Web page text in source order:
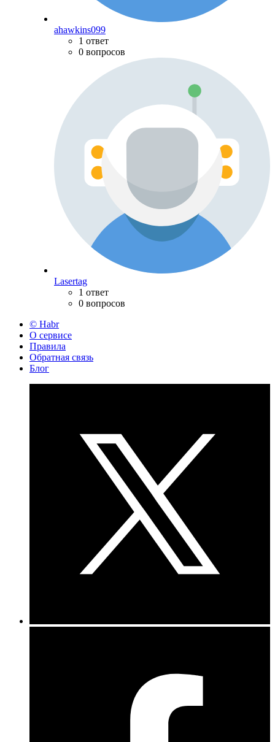
ahawkins099
1 ответ
0 вопросов
Lasertag
1 ответ
0 вопросов
© Habr
О сервисе
Правила
Обратная связь
Блог